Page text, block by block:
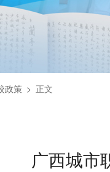
政策 > 正文
广西城市